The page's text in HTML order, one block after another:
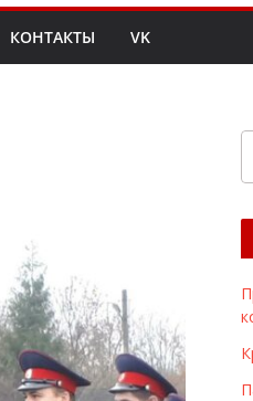
КОНТАКТЫ VK